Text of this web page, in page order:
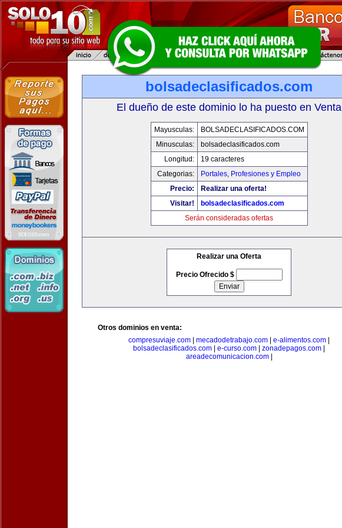
bolsadeclasificados.com
El dueño de este dominio lo ha puesto en Venta
Mayusculas:
BOLSADECLASIFICADOS.COM
Minusculas:
bolsadeclasificados.com
Longitud:
19 caracteres
Categorias:
Portales, Profesiones y Empleo
Precio:
Realizar una oferta!
Visitar!
bolsadeclasificados.com
Serán consideradas ofertas
Realizar una Oferta
Precio Ofrecido $
Otros dominios en venta:
compresuviaje.com
mecadodetrabajo.com e-alimentos.com
bolsadeclasificados.com
e-curso.com zonadepagos.com
areadecomunicacion.com|